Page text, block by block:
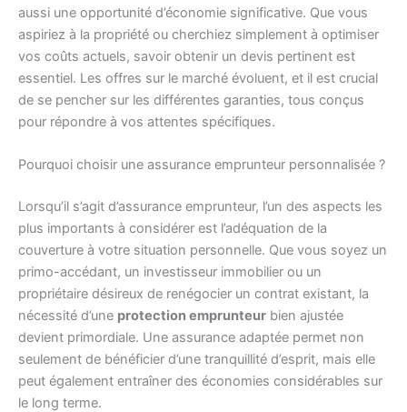
aussi une opportunité d’économie significative. Que vous
aspiriez à la propriété ou cherchiez simplement à optimiser
vos coûts actuels, savoir obtenir un devis pertinent est
essentiel. Les offres sur le marché évoluent, et il est crucial
de se pencher sur les différentes garanties, tous conçus
pour répondre à vos attentes spécifiques.
Pourquoi choisir une assurance emprunteur personnalisée ?
Lorsqu’il s’agit d’assurance emprunteur, l’un des aspects les
plus importants à considérer est l’adéquation de la
couverture à votre situation personnelle. Que vous soyez un
primo-accédant, un investisseur immobilier ou un
propriétaire désireux de renégocier un contrat existant, la
nécessité d’une protection emprunteur bien ajustée
devient primordiale. Une assurance adaptée permet non
seulement de bénéficier d’une tranquillité d’esprit, mais elle
peut également entraîner des économies considérables sur
le long terme.